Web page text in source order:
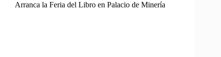
Arranca la Feria del Libro en Palacio de Minería